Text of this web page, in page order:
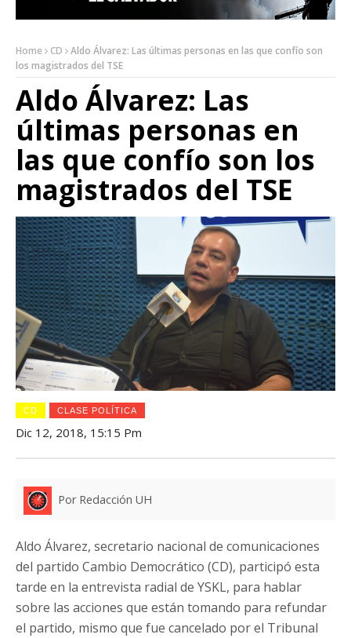
Home CD
Aldo Álvarez: Las últimas personas en las que confío son
los magistrados del TSE
Aldo Álvarez: Las
últimas personas en
las que confío son los
magistrados del TSE
CD CLASE POLÍTICA
Dic 12, 2018, 15:15 Pm
Por Redacción UH
Aldo Álvarez, secretario nacional de comunicaciones
del partido Cambio Democrático (CD), participó esta
tarde en la entrevista radial de YSKL, para hablar
sobre las acciones que están tomando para refundar
el partido, mismo que fue cancelado por el Tribunal